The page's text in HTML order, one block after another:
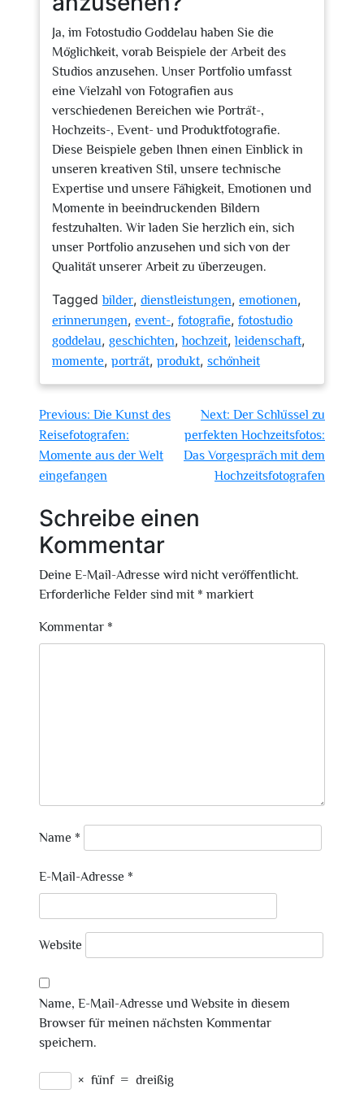
Ja, im Fotostudio Goddelau haben Sie die
Möglichkeit, vorab Beispiele der Arbeit des
Studios anzusehen. Unser Portfolio umfasst
eine Vielzahl von Fotografien aus
verschiedenen Bereichen wie Porträt-,
Hochzeits-, Event- und Produktfotografie.
Diese Beispiele geben Ihnen einen Einblick in
unseren kreativen Stil, unsere technische
Expertise und unsere Fähigkeit, Emotionen und
Momente in beeindruckenden Bildern
festzuhalten. Wir laden Sie herzlich ein, sich
unser Portfolio anzusehen und sich von der
Qualität unserer Arbeit zu überzeugen.
Taggedbilder, dienstleistungen, emotionen,
erinnerungen, event-, fotografie, fotostudio
goddelau, geschichten,hochzeit,leidenschaft,
momente, porträt, produkt, schönheit
Beitragsnavigation
Previous: Die Kunst des
Reisefotografen:
Momente aus der Welt
eingefangen
Next: Der Schlüssel zu
perfekten Hochzeitsfotos:
Das Vorgespräch mit dem
Hochzeitsfotografen
Schreibe einen
Kommentar
Deine E-Mail-Adresse wird nicht veröffentlicht.
Erforderliche Felder sind mit * markiert
Kommentar *
Name *
E-Mail-Adresse *
Website
Name, E-Mail-Adresse und Website in diesem
Browser für meinen nächsten Kommentar
speichern.
× fünf = dreißig